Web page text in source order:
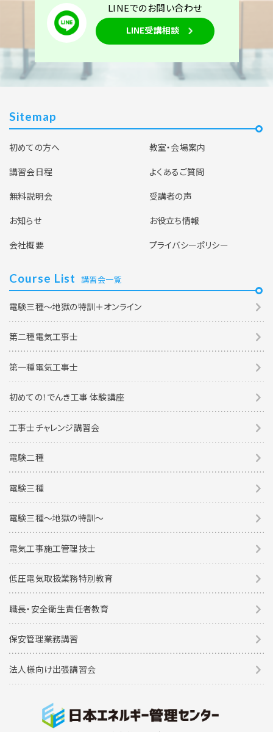
LINEでのお問い合わせ
LINE受講相談
Sitemap
初めての方へ
教室・会場案内
講習会日程
よくあるご質問
無料説明会
受講者の声
お知らせ
お役立ち情報
会社概要
プライバシーポリシー
Course List 講習会一覧
電験三種～地獄の特訓＋オンライン
第二種電気工事士
第一種電気工事士
初めての！でんき工事 体験講座
工事士チャレンジ講習会
電験二種
電験三種
電験三種〜地獄の特訓〜
電気工事施工管理技士
低圧電気取扱業務特別教育
職長・安全衛生責任者教育
保安管理業務講習
法人様向け出張講習会